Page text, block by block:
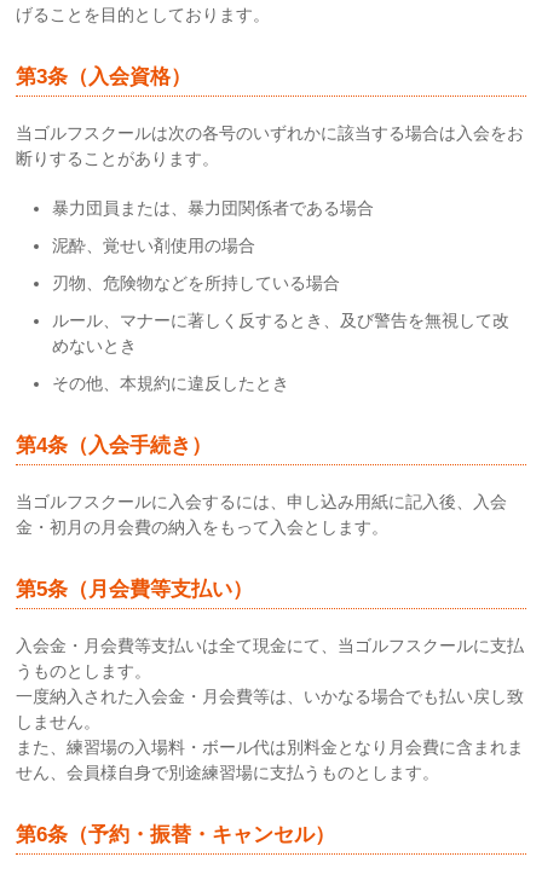
げることを目的としております。
第3条（入会資格）
当ゴルフスクールは次の各号のいずれかに該当する場合は入会をお
断りすることがあります。
暴力団員または、暴力団関係者である場合
泥酔、覚せい剤使用の場合
刃物、危険物などを所持している場合
ルール、マナーに著しく反するとき、及び警告を無視して改
めないとき
その他、本規約に違反したとき
第4条（入会手続き）
当ゴルフスクールに入会するには、申し込み用紙に記入後、入会
金・初月の月会費の納入をもって入会とします。
第5条（月会費等支払い）
入会金・月会費等支払いは全て現金にて、当ゴルフスクールに支払
うものとします。
一度納入された入会金・月会費等は、いかなる場合でも払い戻し致
しません。
また、練習場の入場料・ボール代は別料金となり月会費に含まれま
せん、会員様自身で別途練習場に支払うものとします。
第6条（予約・振替・キャンセル）